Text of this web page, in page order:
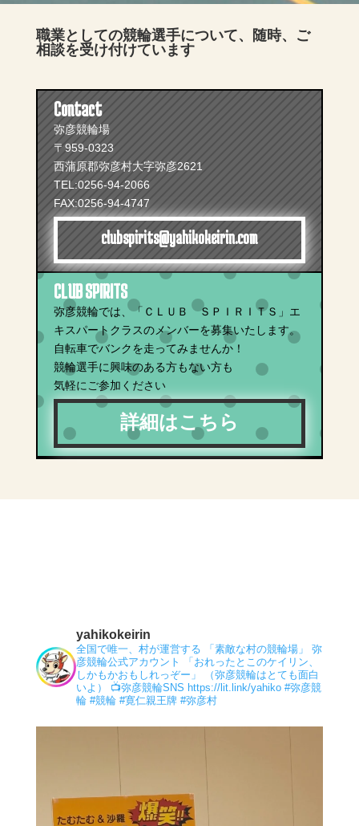
職業としての競輪選手について、随時、ご
相談を受け付けています
Contact
弥彦競輪場
〒959-0323
西蒲原郡弥彦村大字弥彦2621
TEL:0256-94-2066
FAX:0256-94-4747
clubspirits@yahikokeirin.com
CLUB SPIRITS
弥彦競輪では、「ＣＬＵＢ ＳＰＩＲＩＴＳ」エ
キスパートクラスのメンバーを募集いたします。
自転車でバンクを走ってみませんか！
競輪選手に興味のある方もない方も
気軽にご参加ください
詳細はこちら
yahikokeirin
全国で唯一、村が運営する 「素敵な村の競輪場」 弥
彦競輪公式アカウント 「おれったとこのケイリン、
しかもかおもしれっぞー」 （弥彦競輪はとても面白
いよ） 📺弥彦競輪SNS https://lit.link/yahiko #弥彦競
輪 #競輪 #寛仁親王牌#弥彦村